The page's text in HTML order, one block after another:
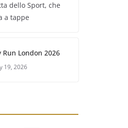
dello Sport, che
a tappe
Run London 2026
19, 2026